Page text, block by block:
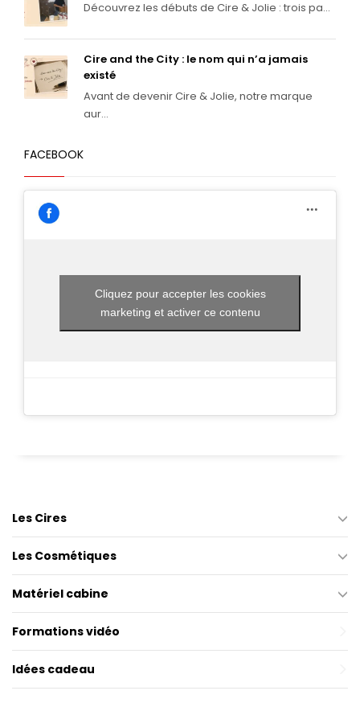
Découvrez les débuts de Cire & Jolie : trois pa...
Cire and the City : le nom qui n’a jamais
existé
Avant de devenir Cire & Jolie, notre marque
aur...
FACEBOOK
Cliquez pour accepter les cookies
marketing et activer ce contenu
Les Cires
Les Cosmétiques
Matériel cabine
Formations vidéo
Idées cadeau